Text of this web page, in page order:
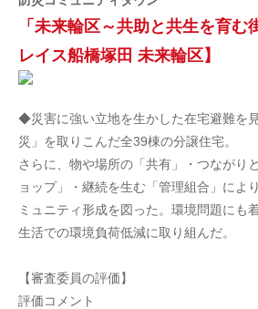
「未来輪区～共助と共生を育む
レイス船橋塚田 未来輪区】
◆災害に強い立地を生かした在宅避難を
災」を取りこんだ全39棟の分譲住宅。
さらに、物や場所の「共有」・つながり
ョップ」・継続を生む「管理組合」によ
ミュニティ形成を図った。環境問題にも
生活での環境負荷低減に取り組んだ。
【審査委員の評価】
評価コメント